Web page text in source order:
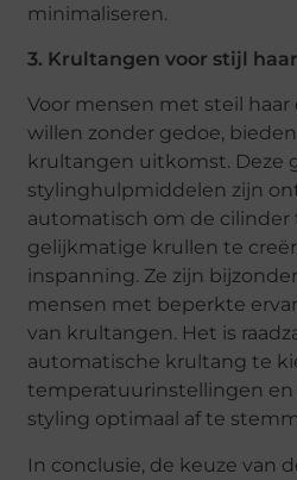
minimaliseren.
3. Krultangen voor stijl haar
Voor mensen met steil haar
willen zonder gedoe,
krultangen uitkomst. Deze
stylinghulpmiddelen zijn
automatisch om de cilinder
gelijkmatige krullen te
inspanning. Ze zijn
mensen met beperkte
van krultangen. Het is
automatische krultang te
temperatuurinstellingen
styling optimaal af te
In conclusie, de keuze van